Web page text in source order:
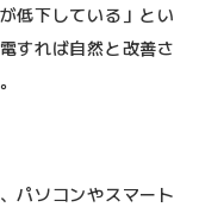
低下している」とい
すれば自然と改善さ
パソコンやスマート